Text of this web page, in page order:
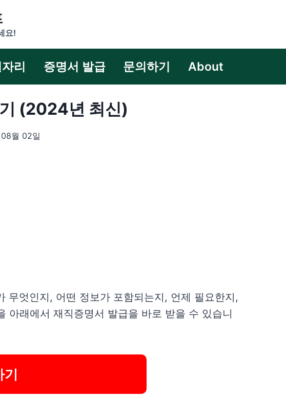
요!
리 증명서 발급 문의하기 About
(2024년 최신)
월 02일
무엇인지, 어떤 정보가 포함되는지, 언제 필요한지,
아래에서 재직증명서 발급을 바로 받을 수 있습니
기